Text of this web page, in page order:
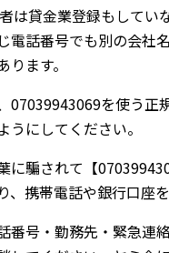
は貸金業登録もしてい
電話番号でも別の会社
ます。
07039943069を使う
にしてください。
に騙されて【
携帯電話や銀行口座
番号・勤務先・緊急連